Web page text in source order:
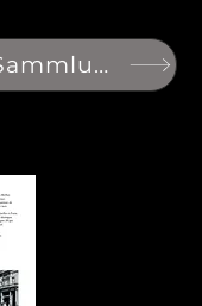
Zurück zu den Sammlungen